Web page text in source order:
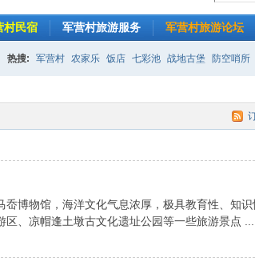
村民宿 军营村旅游服务 军营村旅游论坛
热搜: 军营村 农家乐 饭店 七彩池 战地古堡 防空哨所
博物馆，海洋文化气息浓厚，极具教育性、知识
、凉帽逢土墩古文化遗址公园等一些旅游景点 ...